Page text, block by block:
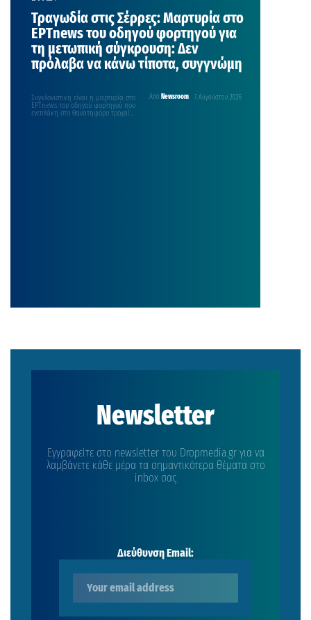
Τραγωδία στις Σέρρες: Μαρτυρία στο
ΕΡΤnews του οδηγού φορτηγού για
τη μετωπική σύγκρουση: Δεν
πρόλαβα να κάνω τίποτα, συγγνώμη
Από Newsroom 7 Αυγούστου 2026
Συγκλονιστική είναι η μαρτυρία στο
ΕΡΤnews του οδηγού φορτηγού που
ενεπλάκη στο θανατηφόρο τροχαίο
Newsletter
Εγγραφείτε στο newsletter του Dropmedia.gr για να
λαμβάνετε κάθε μέρα τα σημαντικότερα θέματα στο
inbox σας
Διεύθυνση Email: